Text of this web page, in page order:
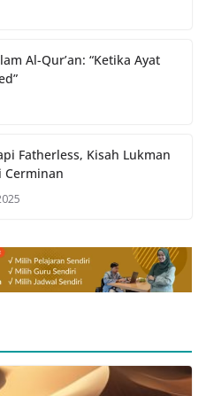
Al-Qur’an: “Ketika Ayat
Fatherless, Kisah Lukman
Cerminan